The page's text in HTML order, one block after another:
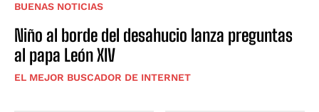
BUENAS NOTICIAS
Niño al borde del desahucio lanza preguntas
al papa León XIV
EL MEJOR BUSCADOR DE INTERNET